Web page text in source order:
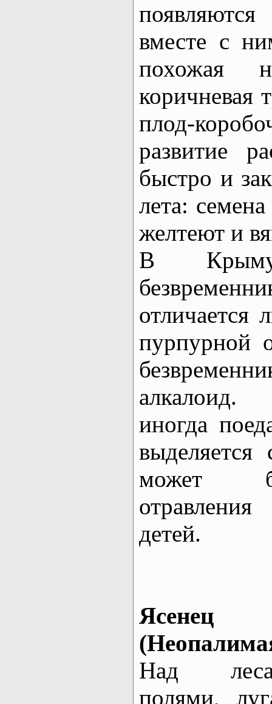
вместе с
похожая
коричневая
плод-
развитие
быстро и
лета:
желтеют и
В Крыму
отличается
пурпурной
алкалоид.
иногда
может
детей.
Ясенец
Над
полями,